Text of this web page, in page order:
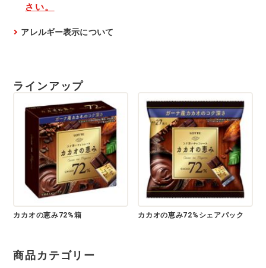
さい。
アレルギー表示について
ラインアップ
カカオの恵み72%箱 カカオの恵み72%シェアパック
商品カテゴリー